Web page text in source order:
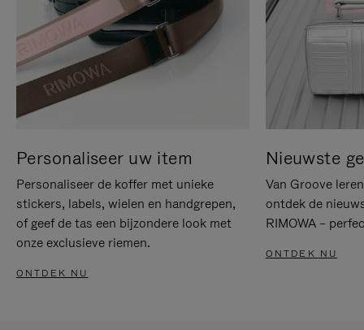
Personaliseer uw item
Personaliseer de koffer met unieke
stickers, labels, wielen en handgrepen,
of geef de tas een bijzondere look met
onze exclusieve riemen.
ONTDEK NU
Nieuwste
Van Groove
ontdek de
RIMOWA –
ONTDEK NU